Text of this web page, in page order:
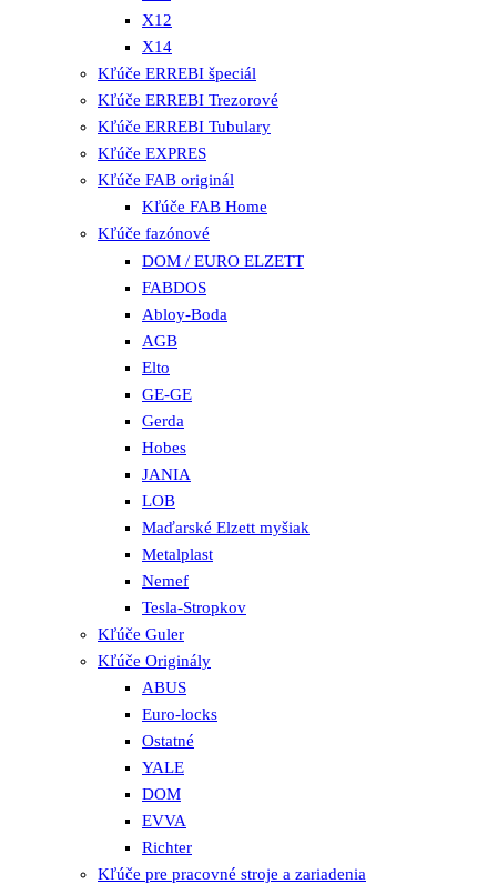
X12
X14
Kľúče ERREBI špeciál
Kľúče ERREBI Trezorové
Kľúče ERREBI Tubulary
Kľúče EXPRES
Kľúče FAB originál
Kľúče FAB Home
Kľúče fazónové
DOM / EURO ELZETT
FABDOS
Abloy-Boda
AGB
Elto
GE-GE
Gerda
Hobes
JANIA
LOB
Maďarské Elzett myšiak
Metalplast
Nemef
Tesla-Stropkov
Kľúče Guler
Kľúče Originály
ABUS
Euro-locks
Ostatné
YALE
DOM
EVVA
Richter
Kľúče pre pracovné stroje a zariadenia